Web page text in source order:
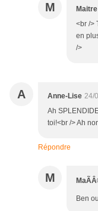
M
<br />
en
/>
A Anne-Lise 24/
Ah
toi!<br /> Ah
Répondre
M
Ben